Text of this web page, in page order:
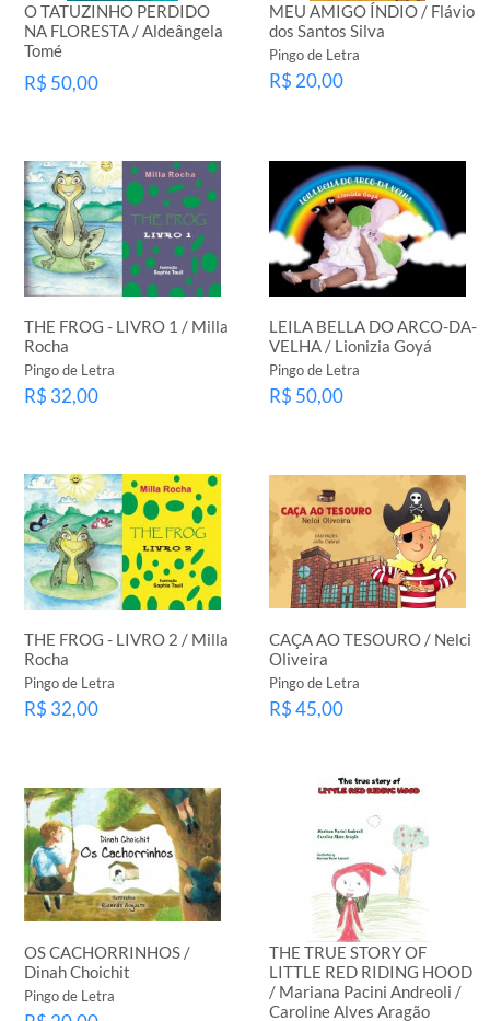
O TATUZINHO PERDIDO
NA FLORESTA / Aldeângela
Tomé
R$ 50,00
MEU AMIGO ÍNDIO / Flávio
dos Santos Silva
Pingo de Letra
R$ 20,00
THE FROG - LIVRO 1 / Milla
Rocha
Pingo de Letra
R$ 32,00
LEILA BELLA DO ARCO-DA-
VELHA / Lionizia Goyá
Pingo de Letra
R$ 50,00
THE FROG - LIVRO 2 / Milla
Rocha
Pingo de Letra
R$ 32,00
CAÇA AO TESOURO / Nelci
Oliveira
Pingo de Letra
R$ 45,00
OS CACHORRINHOS /
Dinah Choichit
Pingo de Letra
THE TRUE STORY OF
LITTLE RED RIDING HOOD
/ Mariana Pacini Andreoli /
Caroline Alves Aragão